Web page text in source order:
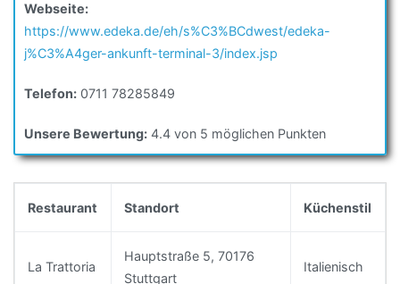
Webseite:
https://www.edeka.de/eh/s%C3%BCdwest/edeka-
j%C3%A4ger-ankunft-terminal-3/index.jsp
Telefon: 0711 78285849
Unsere Bewertung: 4.4 von 5 möglichen Punkten
Restaurant Standort Küchenstil
La Trattoria
Hauptstraße 5, 70176
Stuttgart
Italienisch